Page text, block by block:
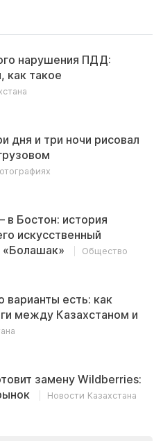
нарушения ПДД:
как такое
дня и три ночи рисовал
в Бостон: история
искусственный
«Болашак»
Общество
варианты есть: как
между Казахстаном и
замену Wildberries:
Новости Казахстана